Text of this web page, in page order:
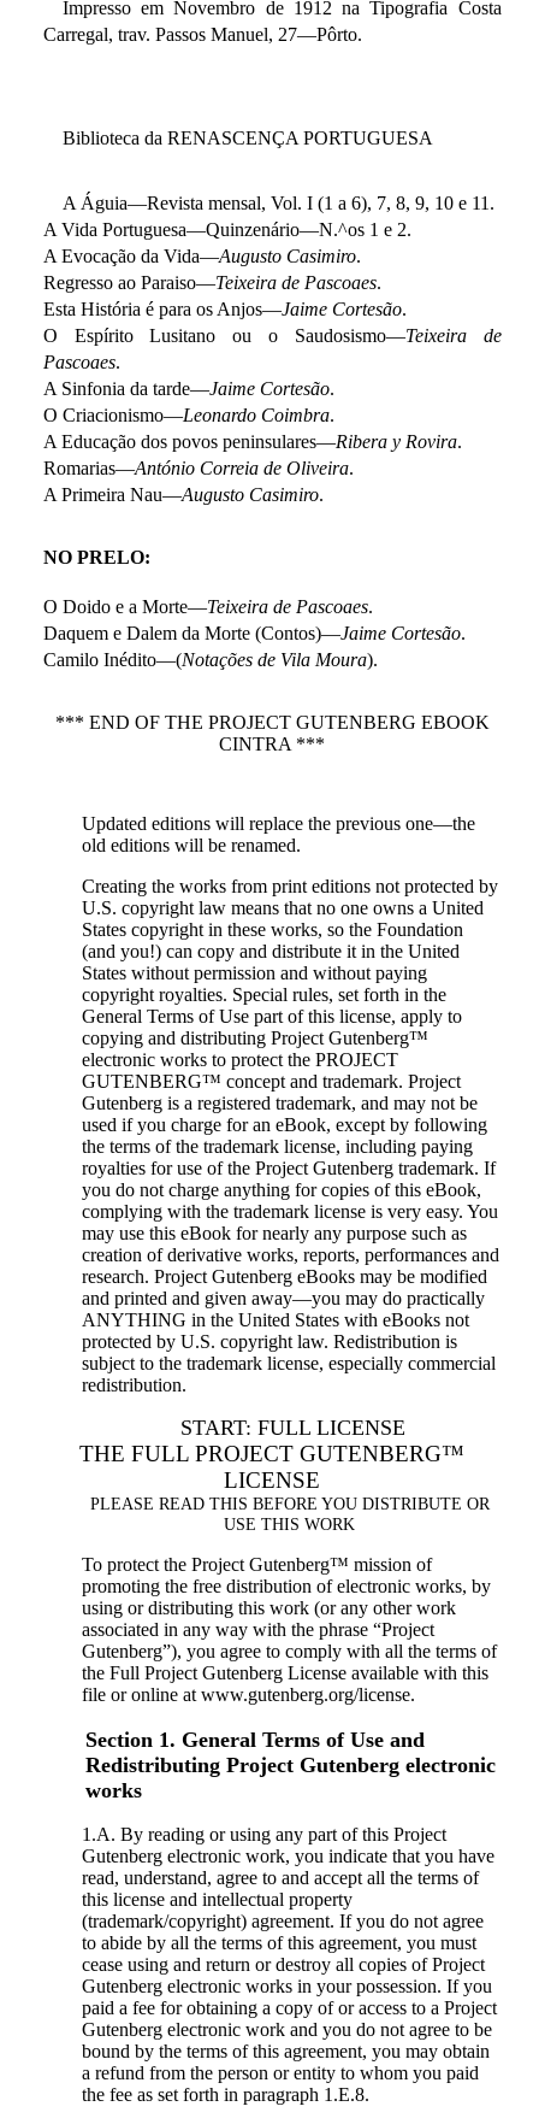
Impresso em Novembro de 1912 na Tipografia Costa
Carregal, trav. Passos Manuel, 27—Pôrto.
Biblioteca da RENASCENÇA PORTUGUESA
A Águia—Revista mensal, Vol. I (1 a 6), 7, 8, 9, 10 e 11.
A Vida Portuguesa—Quinzenário—N.^os 1 e 2.
A Evocação da Vida—Augusto Casimiro.
Regresso ao Paraiso—Teixeira de Pascoaes.
Esta História é para os Anjos—Jaime Cortesão.
O Espírito Lusitano ou o Saudosismo—Teixeira de
Pascoaes.
A Sinfonia da tarde—Jaime Cortesão.
O Criacionismo—Leonardo Coimbra.
A Educação dos povos peninsulares—Ribera y Rovira.
Romarias—António Correia de Oliveira.
A Primeira Nau—Augusto Casimiro.
NO PRELO:
O Doido e a Morte—Teixeira de Pascoaes.
Daquem e Dalem da Morte (Contos)—Jaime Cortesão.
Camilo Inédito—(Notações de Vila Moura).
*** END OF THE PROJECT GUTENBERG EBOOK
CINTRA ***
Updated editions will replace the previous one—the
old editions will be renamed.
Creating the works from print editions not protected by
U.S. copyright law means that no one owns a United
States copyright in these works, so the Foundation
(and you!) can copy and distribute it in the United
States without permission and without paying
copyright royalties. Special rules, set forth in the
General Terms of Use part of this license, apply to
copying and distributing Project Gutenberg™
electronic works to protect the PROJECT
GUTENBERG™ concept and trademark. Project
Gutenberg is a registered trademark, and may not be
used if you charge for an eBook, except by following
the terms of the trademark license, including paying
royalties for use of the Project Gutenberg trademark. If
you do not charge anything for copies of this eBook,
complying with the trademark license is very easy. You
may use this eBook for nearly any purpose such as
creation of derivative works, reports, performances and
research. Project Gutenberg eBooks may be modified
and printed and given away—you may do practically
ANYTHING in the United States with eBooks not
protected by U.S. copyright law. Redistribution is
subject to the trademark license, especially commercial
redistribution.
START: FULL LICENSE
THE FULL PROJECT GUTENBERG™
LICENSE
PLEASE READ THIS BEFORE YOU DISTRIBUTE OR
USE THIS WORK
To protect the Project Gutenberg™ mission of
promoting the free distribution of electronic works, by
using or distributing this work (or any other work
associated in any way with the phrase “Project
Gutenberg”), you agree to comply with all the terms of
the Full Project Gutenberg License available with this
file or online at www.gutenberg.org/license.
Section 1. General Terms of Use and
Redistributing Project Gutenberg electronic
works
1.A. By reading or using any part of this Project
Gutenberg electronic work, you indicate that you have
read, understand, agree to and accept all the terms of
this license and intellectual property
(trademark/copyright) agreement. If you do not agree
to abide by all the terms of this agreement, you must
cease using and return or destroy all copies of Project
Gutenberg electronic works in your possession. If you
paid a fee for obtaining a copy of or access to a Project
Gutenberg electronic work and you do not agree to be
bound by the terms of this agreement, you may obtain
a refund from the person or entity to whom you paid
the fee as set forth in paragraph 1.E.8.